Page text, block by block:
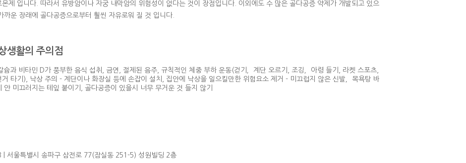
몬제 입니다. 따라서 유방암이나 자궁 내막암의 위험성이 없다는 것이 장점입니다. 이외에도 수 많은 골다공증 약제가 개발되고 있으
까운 장래에 골다공증으로부터 훨씬 자유로워 질 것 입니다.
생활의 주의점
서울특별시 송파구 삼전로 77(잠실동 251-5) 성원빌딩 2층